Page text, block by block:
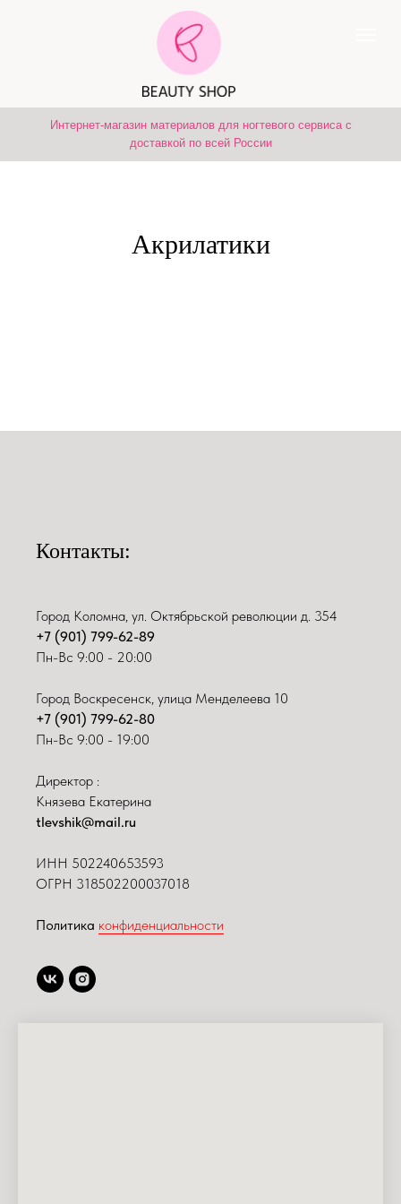
Интернет-магазин материалов для ногтевого сервиса с
доставкой по всей России
Акрилатики
Контакты:
Город Коломна, ул. Октябрьской революции д. 354
+7 (901) 799-62-89
Пн-Вс 9:00 - 20:00
Город Воскресенск, улица Менделеева 10
+7 (901) 799-62-80
Пн-Вс 9:00 - 19:00
Директор :
Князева Екатерина
tlevshik@mail.ru
ИНН 502240653593
ОГРН 318502200037018
Политика конфиденциальности